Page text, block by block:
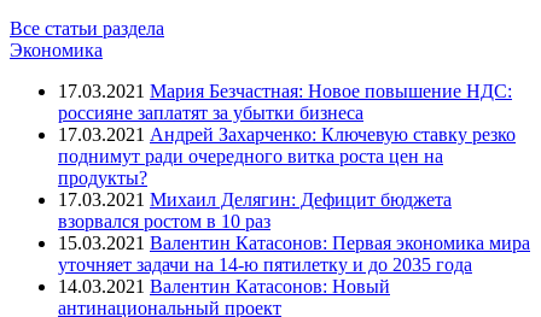
Все статьи раздела
Экономика
17.03.2021 Мария Безчастная: Новое повышение НДС:
россияне заплатят за убытки бизнеса
17.03.2021 Андрей Захарченко: Ключевую ставку резко
поднимут ради очередного витка роста цен на
продукты?
17.03.2021 Михаил Делягин: Дефицит бюджета
взорвался ростом в 10 раз
15.03.2021 Валентин Катасонов: Первая экономика мира
уточняет задачи на 14-ю пятилетку и до 2035 года
14.03.2021 Валентин Катасонов: Новый
антинациональный проект